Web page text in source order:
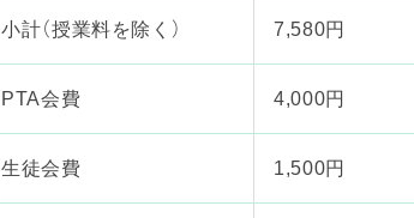
小計（授業料を除く） 7,580円
PTA会費 4,000円
生徒会費 1,500円